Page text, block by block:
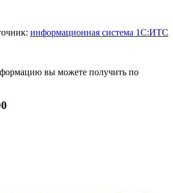
информационная система 1С:ИТС
вы можете получить по